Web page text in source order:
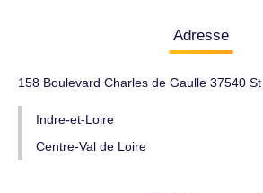
Adresse
158 Boulevard Charles de Gaulle 37540
Indre-et-Loire
Centre-Val de Loire